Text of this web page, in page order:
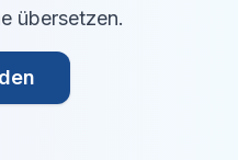
e übersetzen.